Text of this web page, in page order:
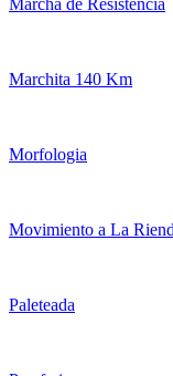
Marchita 140 Km
Morfologia
Movimiento a La
Paleteada